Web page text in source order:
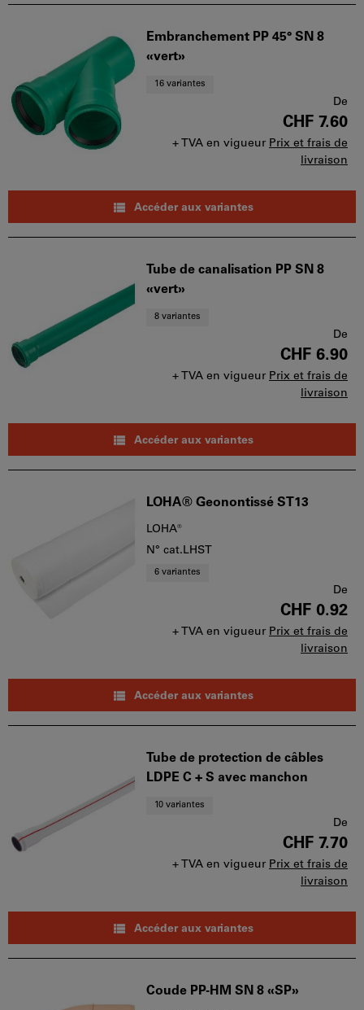
Embranchement PP 45° SN 8
«vert»
16 variantes
De
CHF 7.60
+ TVA en vigueur Prix et frais de
livraison
Accéder aux variantes
Tube de canalisation PP SN 8
«vert»
8 variantes
De
CHF 6.90
+ TVA en vigueur Prix et frais de
livraison
Accéder aux variantes
LOHA® Geonontissé ST13
LOHA®
N° cat.LHST
6 variantes
De
CHF 0.92
+ TVA en vigueur Prix et frais de
livraison
Accéder aux variantes
Tube de protection de câbles
LDPE C + S avec manchon
10 variantes
De
CHF 7.70
+ TVA en vigueur Prix et frais de
livraison
Accéder aux variantes
Coude PP-HM SN 8 «SP»